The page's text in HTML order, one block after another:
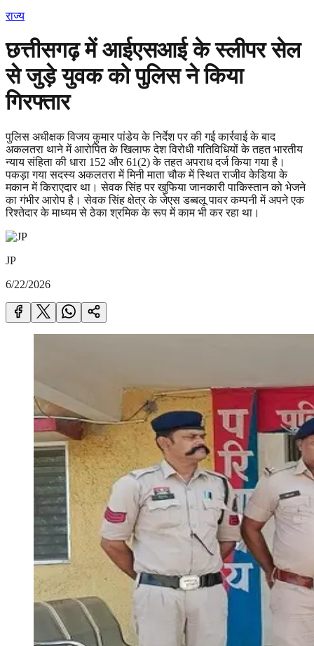
राज्य
छत्तीसगढ़ में आईएसआई के स्लीपर सेल
से जुड़े युवक को पुलिस ने किया
गिरफ्तार
पुलिस अधीक्षक विजय कुमार पांडेय के निर्देश पर की गई कार्रवाई के बाद
अकलतरा थाने में आरोपित के खिलाफ देश विरोधी गतिविधियों के तहत भारतीय
न्याय संहिता की धारा 152 और 61(2) के तहत अपराध दर्ज किया गया है।
पकड़ा गया सदस्य अकलतरा में मिनी माता चौक में स्थित राजीव केडिया के
मकान में किराएदार था। सेवक सिंह पर खुफिया जानकारी पाकिस्तान को भेजने
का गंभीर आरोप है। सेवक सिंह क्षेत्र के जेएस डब्बलू पावर कम्पनी में अपने एक
रिश्तेदार के माध्यम से ठेका श्रमिक के रूप में काम भी कर रहा था।
JP
6/22/2026